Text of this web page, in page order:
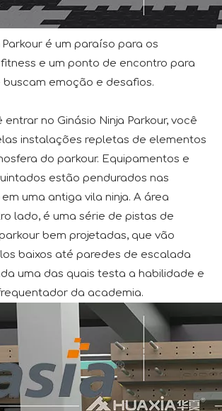
Parkour é um paraíso para os
e um ponto de encontro para
buscam emoção e desafios.
entrar no Ginásio Ninja Parkour, você
instalações repletas de elementos
do parkour. Equipamentos e
estão pendurados nas
uma antiga vila ninja. A área
lado, é uma série de pistas de
bem projetadas, que vão
baixos até paredes de escalada
uma das quais testa a habilidade e
da academia.